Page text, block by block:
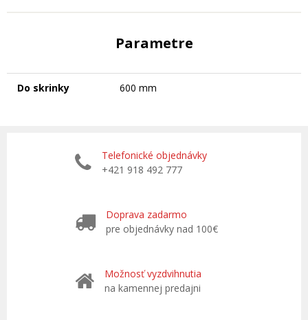
Parametre
Do skrinky 600 mm
Telefonické objednávky
+421 918 492 777
Doprava zadarmo
pre objednávky nad 100€
Možnosť vyzdvihnutia
na kamennej predajni